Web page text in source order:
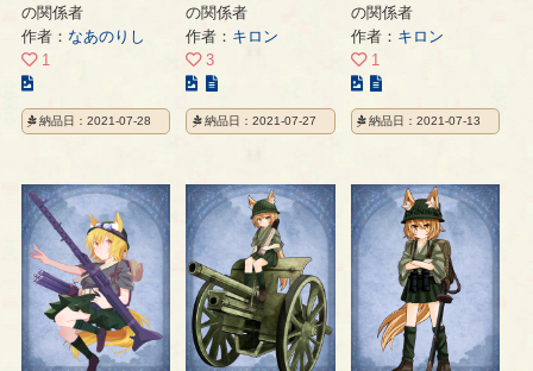
の関係者
作者： なあのりし
1
の
イ
ト
の
ペ
ー
ジ
納品日：2021-07-28
の関係者
作者： キロン
3
の
イ
ト
の
ー
ジ
納品日：2021-07-27
の関係者
作者： キロン
1
の
イ
ト
の
ペ
ー
ジ
納品日：2021-07-13